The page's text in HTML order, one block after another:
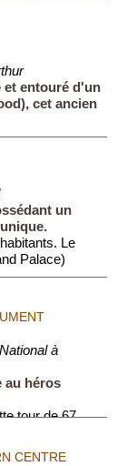
et entouré d'un
cet ancien
un
Le
Palace)
à
au héros
tour de 67
CENTRE